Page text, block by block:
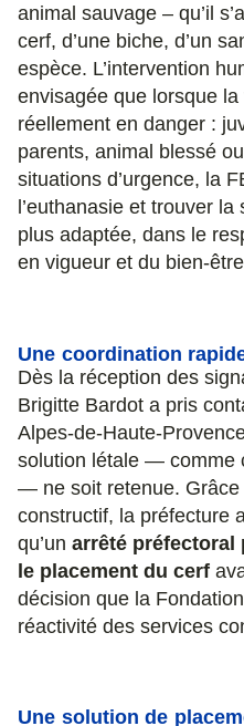
animal sauvage – qu’il
cerf, d’une biche, d’un
espèce. L’intervention
envisagée que lorsque la
réellement en danger :
parents, animal blessé
situations d’urgence, la
l’euthanasie et trouver
plus adaptée, dans le
en vigueur et du bien-
Une coordination
Dès la réception des
Brigitte Bardot a pris
Alpes-de-Haute-
solution létale — comme
— ne soit retenue. Grâce
constructif, la préfecture
qu’un arrêté préfectoral
le placement du cerf
décision que la
réactivité des services
Une solution de